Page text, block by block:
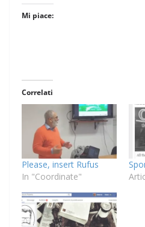
Mi piace:
Correlati
Please, insert Rufus
In "Coordinate"